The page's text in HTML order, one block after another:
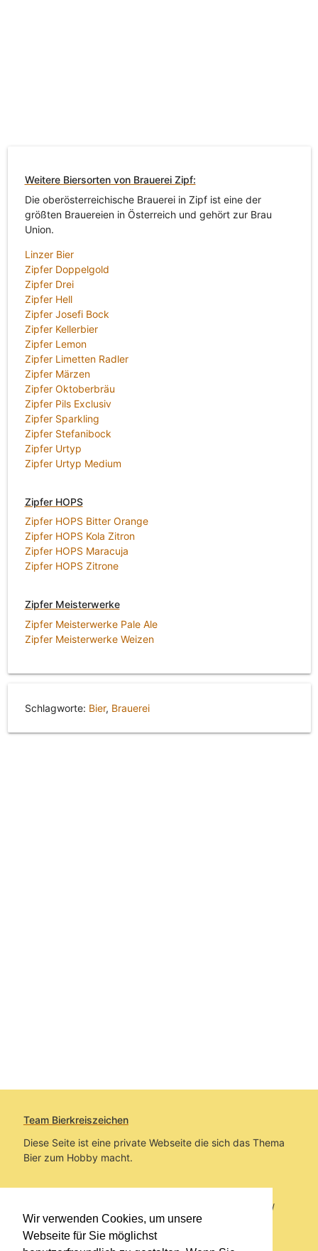
Wir verwenden Cookies, um unsere
Webseite für Sie möglichst
Weitere Biersorten von Brauerei Zipf:
Die oberösterreichische Brauerei in Zipf ist eine der
größten Brauereien in Österreich und gehört zur Brau
Union.
Linzer Bier
Zipfer Doppelgold
Zipfer Drei
Zipfer Hell
Zipfer Josefi Bock
Zipfer Kellerbier
Zipfer Lemon
Zipfer Limetten Radler
Zipfer Märzen
Zipfer Oktoberbräu
Zipfer Pils Exclusiv
Zipfer Sparkling
Zipfer Stefanibock
Zipfer Urtyp
Zipfer Urtyp Medium
Zipfer HOPS
Zipfer HOPS Bitter Orange
Zipfer HOPS Kola Zitron
Zipfer HOPS Maracuja
Zipfer HOPS Zitrone
Zipfer Meisterwerke
Zipfer Meisterwerke Pale Ale
Zipfer Meisterwerke Weizen
Schlagworte: Bier, Brauerei
Team Bierkreiszeichen
Diese Seite ist eine private Webseite die sich das Thema
Bier zum Hobby macht.
Sie befinden sich auf https://www.bierkreiszeichen.at/
im Pfad:Übers Bier/Biersorten